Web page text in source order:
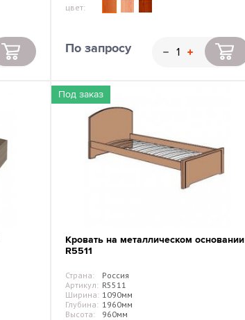
цвет:
По запросу
Под заказ
Кровать на металлическом основании
R5511
Страна:
Россия
Артикул: R5511
Ширина: 1090мм
Глубина: 1960мм
Высота:
960мм